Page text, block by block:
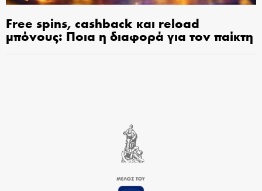
Free spins, cashback και reload
μπόνους: Ποια η διαφορά για τον παίκτη